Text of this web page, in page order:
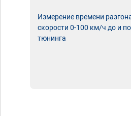
Измерение времени
скорости 0-100 км/ч до и
тюнинга